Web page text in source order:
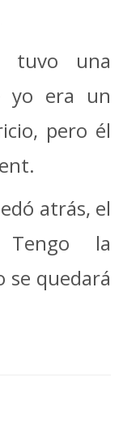
tuvo una
yo era un
pero él
atrás, el
la
se quedará